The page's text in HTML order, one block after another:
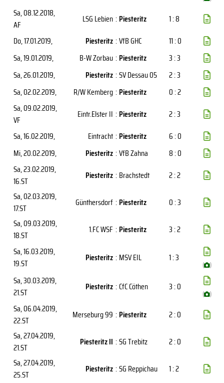
Sa, 08.12.2018,
AF
LSG Lebien : Piesteritz
1 : 8
Do, 17.01.2019, Piesteritz :VfB GHC
11 : 0
Sa, 19.01.2019, B-W Zorbau : Piesteritz
3 : 3
Sa, 26.01.2019, Piesteritz :SV Dessau 05
2 : 3
Sa, 02.02.2019, R/W Kemberg : Piesteritz
0 : 2
Sa, 09.02.2019,
VF
Eintr.Elster II : Piesteritz
2 : 3
Sa, 16.02.2019, Eintracht : Piesteritz
6 : 0
Mi, 20.02.2019, Piesteritz :VfB Zahna
8 : 0
Sa, 23.02.2019,
16.ST
Piesteritz : Brachstedt
2 : 2
Sa, 02.03.2019,
17.ST
Günthersdorf : Piesteritz
0 : 3
Sa, 09.03.2019,
18.ST
1.FC WSF : Piesteritz
3 : 2
Sa, 16.03.2019,
19.ST
Piesteritz : MSV EIL 1 : 3
( )
Sa, 30.03.2019,
21.ST
Piesteritz :CfC Cöthen 3 : 0
( )
Sa, 06.04.2019,
22.ST
Merseburg 99 : Piesteritz
2 : 0
Sa, 27.04.2019,
21.ST
Piesteritz II :SG Trebitz
2 : 0
Sa, 27.04.2019,
25.ST
Piesteritz :SG Reppichau
1 : 2